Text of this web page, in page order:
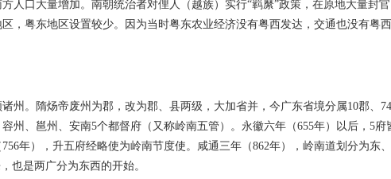
口大量增加。南朝统治者对俚人（越族）实行“羁縻”政策，在原地大量封
，粤东地区设置较少。因为当时粤东农业经济没有粤西发达，交通也没有粤
。隋炀帝废州为郡，改为郡、县两级，大加省并，今广东省境分属10郡、74
、邕州、安南5个都督府（又称岭南五管）。永徽六年（655年）以后，5府
年），升五府经略使为岭南节度使。咸通三年（862年），岭南道划分为东
也是两广分为东西的开始。